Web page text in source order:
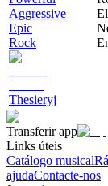
Aggressive
Epic
Rock
Thesieryj
Transferir app
Links úteis
Catálogo musical
ajudaContacte-nos